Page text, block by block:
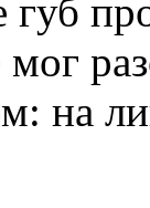
губ
на